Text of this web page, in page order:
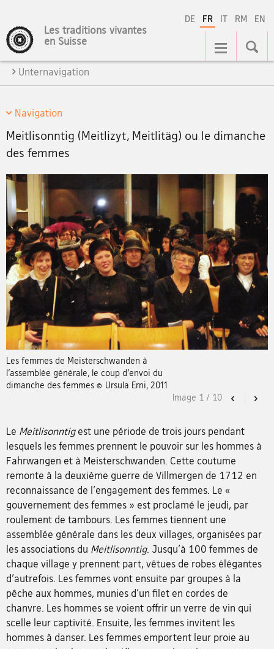
DE FR IT RM EN
Les traditions vivantes
en Suisse
Navigation
Unternavigation
Navigation
Meitlisonntig (Meitlizyt, Meitlitäg) ou le dimanche
des femmes
Les femmes de Meisterschwanden à
l’assemblée générale, le coup d’envoi du
dimanche des femmes © Ursula Erni, 2011
Previous
Image 1 / 10
Le Meitlisonntig est une période de trois jours pendant
lesquels les femmes prennent le pouvoir sur les hommes à
Fahrwangen et à Meisterschwanden. Cette coutume
remonte à la deuxième guerre de Villmergen de 1712 en
reconnaissance de l'engagement des femmes. Le «
gouvernement des femmes » est proclamé le jeudi, par
roulement de tambours. Les femmes tiennent une
assemblée générale dans les deux villages, organisées par
les associations du Meitlisonntig. Jusqu'à 100 femmes de
chaque village y prennent part, vêtues de robes élégantes
d'autrefois. Les femmes vont ensuite par groupes à la
pêche aux hommes, munies d'un filet en cordes de
chanvre. Les hommes se voient offrir un verre de vin qui
scelle leur captivité. Ensuite, les femmes invitent les
hommes à danser. Les femmes emportent leur proie au